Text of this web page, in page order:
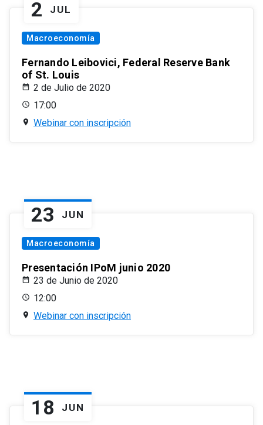
2 JUL
Macroeconomía
Fernando Leibovici, Federal Reserve Bank
of St. Louis
2 de Julio de 2020
17:00
Webinar con inscripción
23 JUN
Macroeconomía
Presentación IPoM junio 2020
23 de Junio de 2020
12:00
Webinar con inscripción
18 JUN